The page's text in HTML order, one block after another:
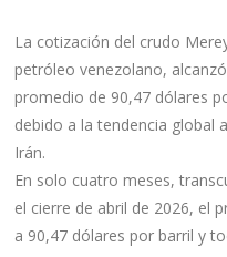
La cotización del crudo
petróleo venezolano,
promedio de 90,47 dólares
debido a la tendencia global
Irán.
En solo cuatro meses,
el cierre de abril de 2026, el
a 90,47 dólares por barril y